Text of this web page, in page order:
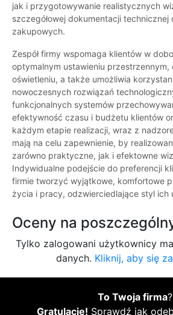
jak i przygotowywanie realistycznych
szczegółowej dokumentacji technicznej
zakupowych.
Zespół firmy wspomaga klientów w
optymalnym ustawieniu przestrzennym,
oświetleniu, a także umożliwia
nowoczesnych rozwiązań
funkcjonalnych systemów
efektywność czasu i budżetu klientów
każdym etapie realizacji, wraz z
mają na celu zapewnienie, by
zarówno praktyczne, jak i efektowne
Indywidualne podejście do preferencji
firmie tworzyć wyjątkowe, komfortowe
życia i pracy, odzwierciedlające styl ich
Oceny na
Tylko zalogowani użytkownicy
danych. Kliknij, aby się
To Twoja firma?
Gratulacje! Sprawdź jak